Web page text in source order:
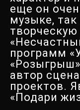
еще он
музыке,
программ
автор
проектов.
«Подари